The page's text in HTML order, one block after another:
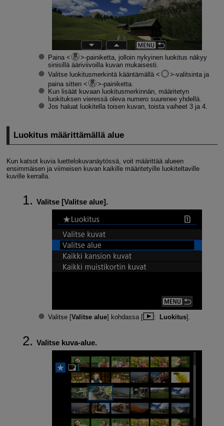
Paina
-painiketta, jolloin nykyinen luokitus näkyy
sinisillä ääriviivoilla kuvan mukaisesti.
Valitse luokitusmerkintä kääntämällä
-valitsinta ja
paina sitten
-painiketta.
Kun lisäät kuvaan luokitusmerkinnän, määritetyn
luokituksen vieressä oleva numero suurenee yhdellä.
Jos haluat luokitella toisen kuvan, toista vaiheet 3 ja 4.
Luokitus määrittämällä alue
Kun katsot kuvia luettelokuvanäytössä, voit määrittää alueen
ensimmäisen ja viimeisen kuvan kaikille määritetyille luokiteltaville
kuville kerralla.
Valitse [Valitse alue].
Valitse [Valitse alue] kohdassa [ : Luokitus].
Valitse kuva-alue.